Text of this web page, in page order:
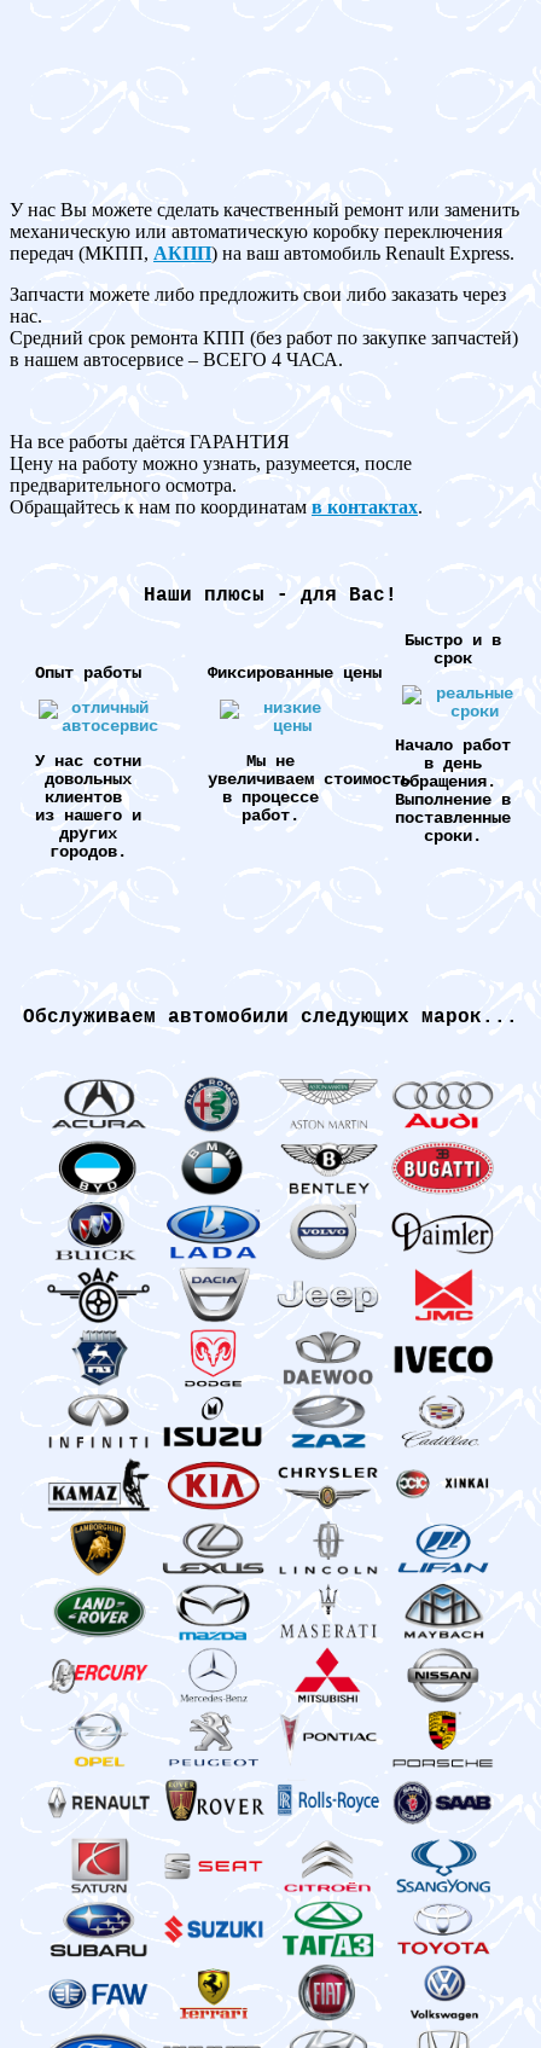
У нас Вы можете сделать качественный ремонт или заменить
механическую или автоматическую коробку переключения
передач (МКПП, АКПП) на ваш автомобиль Renault Express.
Запчасти можете либо предложить свои либо заказать через
нас.
Средний срок ремонта КПП (без работ по закупке запчастей)
в нашем автосервисе – ВСЕГО 4 ЧАСА.
На все работы даётся ГАРАНТИЯ
Цену на работу можно узнать, разумеется, после
предварительного осмотра.
Обращайтесь к нам по координатам в контактах.
Наши плюсы - для Вас!
Опыт работы
У нас сотни
довольных
клиентов
из нашего и
других
городов.
Фиксированные цены
Мы не
увеличиваем стоимость
в процессе
работ.
Быстро и в
срок
Начало работ
в день
обращения.
Выполнение в
поставленные
сроки.
Обслуживаем автомобили следующих марок...